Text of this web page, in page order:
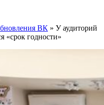
ВК » У аудиторий
«срок годности»